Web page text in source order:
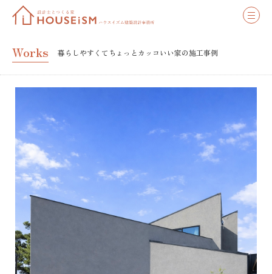
Works 暮らしやすくてちょっとカッコいい家の施工事例